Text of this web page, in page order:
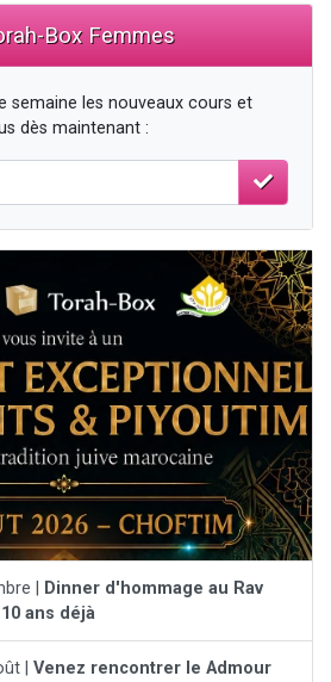
Box Femmes
semaine les nouveaux cours et
dès maintenant :
|
Dinner d'hommage au Rav
ans déjà
| Venez rencontrer le Admour